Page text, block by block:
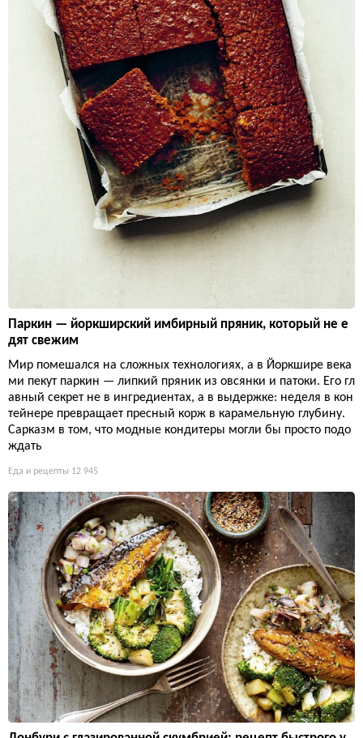
Паркин — йоркширский имбирный пряник, который не е
дят свежим
Мир помешался на сложных технологиях, а в Йоркшире века
ми пекут паркин — липкий пряник из овсянки и патоки. Его гл
авный секрет не в ингредиентах, а в выдержке: неделя в кон
тейнере превращает пресный корж в карамельную глубину.
Сарказм в том, что модные кондитеры могли бы просто подо
ждать
Еда и рецепты 12 945